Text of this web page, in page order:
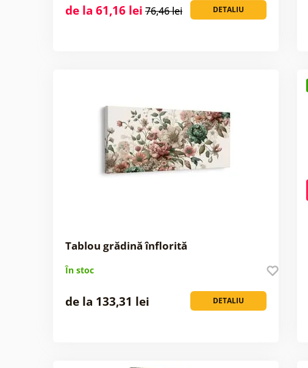
DETALIU
de la 61,16 lei 76,46 lei
Tablou grădină înflorită
În stoc
DETALIU
de la 133,31 lei